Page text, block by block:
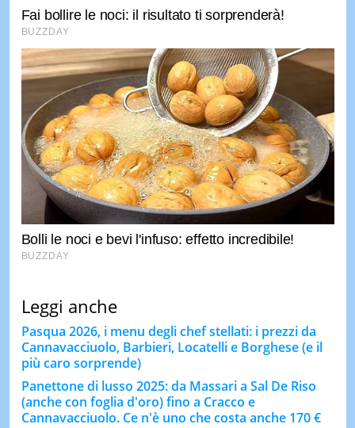
Leggi anche
Pasqua 2026, i menu degli chef stellati: i prezzi da
Cannavacciuolo, Barbieri, Locatelli e Borghese (e il
più caro sorprende)
Panettone di lusso 2025: da Massari a Sal De Riso
(anche con foglia d'oro) fino a Cracco e
Cannavacciuolo. Ce n'è uno che costa anche 170 €